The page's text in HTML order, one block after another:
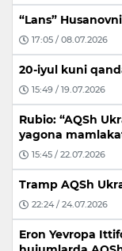
“Lans”
17:05 / 08.07.2026
20-iyul kuni
15:49 / 19.07.2026
Rubio: “AQSh
yagona
15:45 / 22.07.2026
Tramp AQSh
22:24 / 24.07.2026
Eron Yevropa